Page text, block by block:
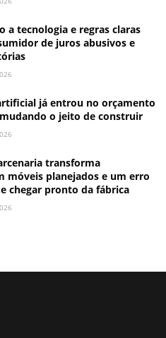
a tecnologia e regras claras
de juros abusivos e
já entrou no orçamento
o jeito de construir
transforma
móveis planejados e um erro
chegar pronto da fábrica